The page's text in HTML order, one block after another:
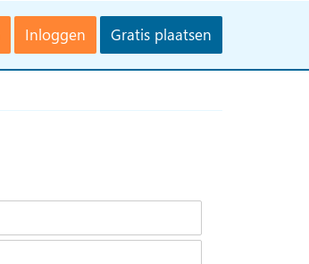
Inloggen Gratis plaatsen